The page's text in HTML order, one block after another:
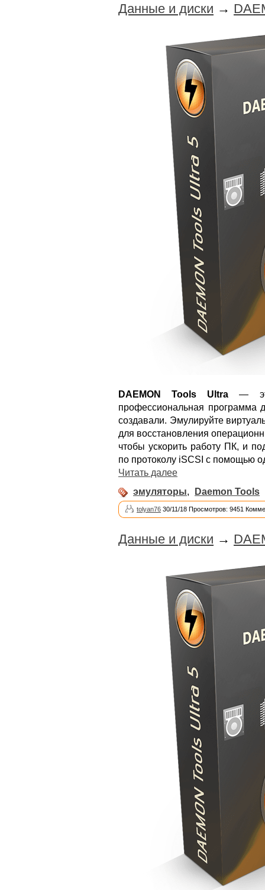
Данные и диски →
DAEMON Tools Ultra —
профессиональная программа
создавали. Эмулируйте
для восстановления
чтобы ускорить работу ПК, и
по протоколу iSCSI с помощью
Читать далее
эмуляторы, Daemon Tools
tolyan76 30/11/18 Просмотров: 9451
Данные и диски →